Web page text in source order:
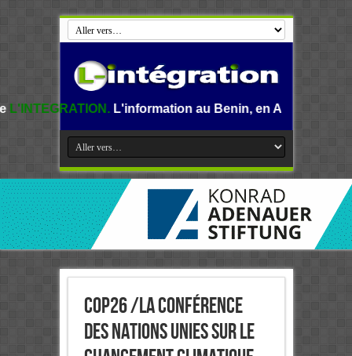
L'information au Benin, en Afrique et dans le monde.
COP26 /la Conférence
des Nations unies sur le